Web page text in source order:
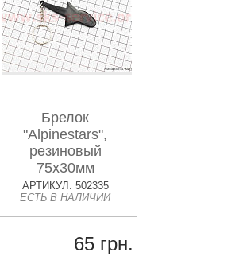
Брелок
"Alpinestars",
резиновый
75х30мм
АРТИКУЛ: 502335
ЕСТЬ В НАЛИЧИИ
65 грн.